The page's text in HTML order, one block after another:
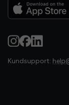
Kundsupport: